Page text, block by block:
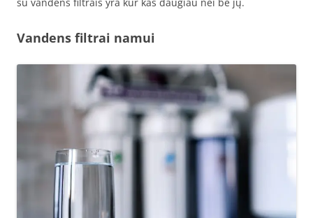
Vandens filtrai namui